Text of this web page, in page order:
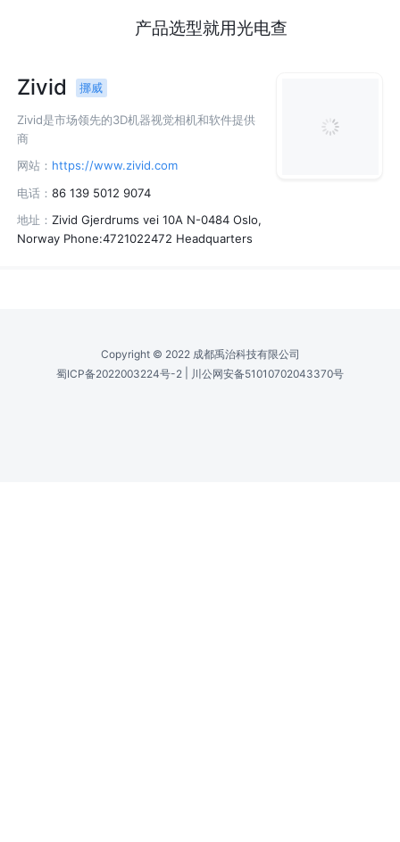
产品选型就用光电查
Zivid 挪威
Zivid是市场领先的3D机器视觉相机和软件提供
商
网站： https://www.zivid.com
电话：86 139 5012 9074
地址：Zivid Gjerdrums vei 10A N-0484 Oslo,
Norway Phone:4721022472 Headquarters
Copyright © 2022 成都禹治科技有限公司
蜀ICP备2022003224号-2
川公网安备51010702043370号